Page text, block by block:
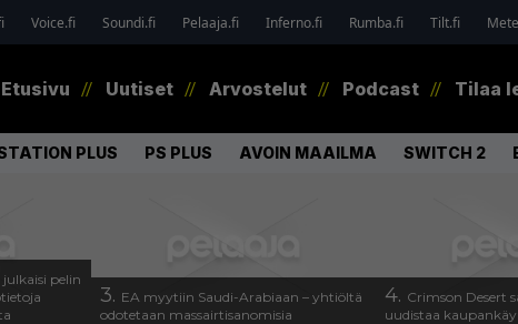
Voice.fi Soundi.fi Pelaaja.fi Inferno.fi Rumba.fi Tilt.fi
Etusivu Uutiset Arvostelut Podcast Tilaa
PLUS PS PLUS AVOIN MAAILMA SWITCH 2
julkaisi pelin
3. EA myytiin Saudi-Arabiaan – yhtiöltä
odotetaan massairtisanomisia
4. Crimson Desert
uudistaa